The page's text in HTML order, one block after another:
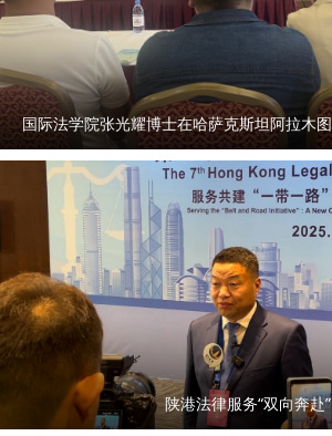
陕港法律服务“双向奔赴”